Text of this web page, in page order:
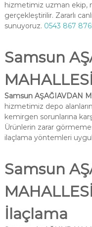
hizmetimiz uzman ekip,
gerçekleştirilir. Zararlı
sunuyoruz. 0543 867
Samsun
Samsun AŞAĞIAVDAN
hizmetimiz depo
kemirgen sorunlarına
Ürünlerin zarar
ilaçlama yöntemleri
Samsun
İlaçlama